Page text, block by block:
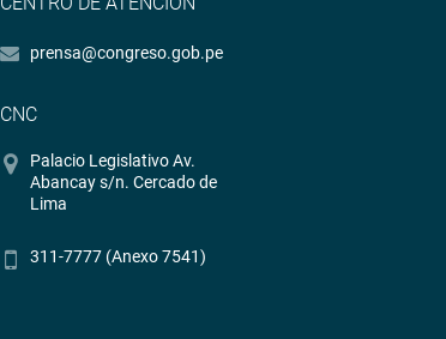
prensa@congreso.gob.pe
CNC
Palacio Legislativo Av.
Abancay s/n. Cercado de
Lima
311-7777 (Anexo 7541)